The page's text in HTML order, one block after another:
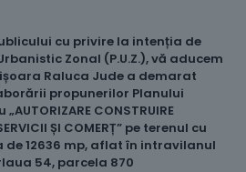
cu privire la intenția de
Zonal (P.U.Z.), vă aducem
Raluca Jude a demarat
propunerilor Planului
CONSTRUIRE
ȘI COMERȚ” pe terenul cu
de 12636 mp, aflat în intravilanul
54, parcela 870